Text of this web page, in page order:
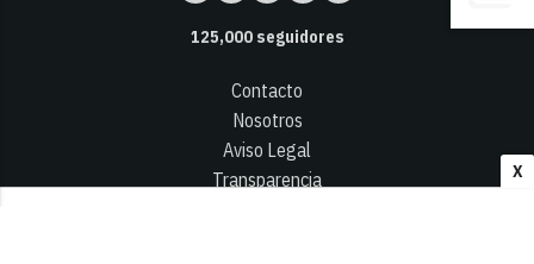
X
125,000seguidores
Contacto
Nosotros
Aviso Legal
Transparencia